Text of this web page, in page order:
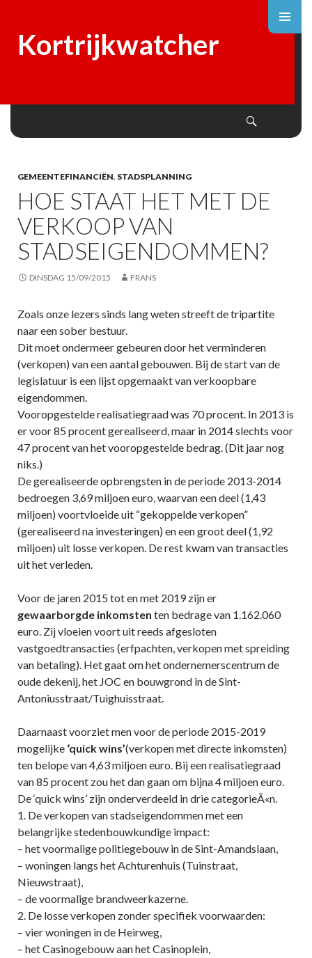
Kortrijkwatcher
GEMEENTEFINANCIËN, STADSPLANNING
HOE STAAT HET MET DE
VERKOOP VAN
STADSEIGENDOMMEN?
DINSDAG 15/09/2015 FRANS
Zoals onze lezers sinds lang weten streeft de tripartite
naar een sober bestuur.
Dit moet ondermeer gebeuren door het verminderen
(verkopen) van een aantal gebouwen. Bij de start van de
legislatuur is een lijst opgemaakt van verkoopbare
eigendommen.
Vooropgestelde realisatiegraad was 70 procent. In 2013 is
er voor 85 procent gerealiseerd, maar in 2014 slechts voor
47 procent van het vooropgestelde bedrag. (Dit jaar nog
niks.)
De gerealiseerde opbrengsten in de periode 2013-2014
bedroegen 3,69 miljoen euro, waarvan een deel (1,43
miljoen) voortvloeide uit “gekoppelde verkopen”
(gerealiseerd na investeringen) en een groot deel (1,92
miljoen) uit losse verkopen. De rest kwam van transacties
uit het verleden.
Voor de jaren 2015 tot en met 2019 zijn er
gewaarborgde inkomsten ten bedrage van 1.162.060
euro. Zij vloeien voort uit reeds afgesloten
vastgoedtransacties (erfpachten, verkopen met spreiding
van betaling). Het gaat om het ondernemerscentrum de
oude dekenij, het JOC en bouwgrond in de Sint-
Antoniusstraat/Tuighuisstraat.
Daarnaast voorziet men voor de periode 2015-2019
mogelijke ‘quick wins’(verkopen met directe inkomsten)
ten belope van 4,63 miljoen euro. Bij een realisatiegraad
van 85 procent zou het dan gaan om bijna 4 miljoen euro.
De ‘quick wins’ zijn onderverdeeld in drie categorieÃ«n.
1. De verkopen van stadseigendommen met een
belangrijke stedenbouwkundige impact:
– het voormalige politiegebouw in de Sint-Amandslaan,
– woningen langs het Achturenhuis (Tuinstraat,
Nieuwstraat),
– de voormalige brandweerkazerne.
2. De losse verkopen zonder specifiek voorwaarden:
– vier woningen in de Heirweg,
– het Casinogebouw aan het Casinoplein,